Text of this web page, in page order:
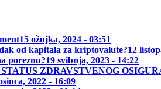
15 ožujka, 2024 - 03:51
od kapitala za kriptovalute?12
poreznu?19 svibnja, 2023 - 14:22
ZDRAVSTVENOG
2022 - 16:09